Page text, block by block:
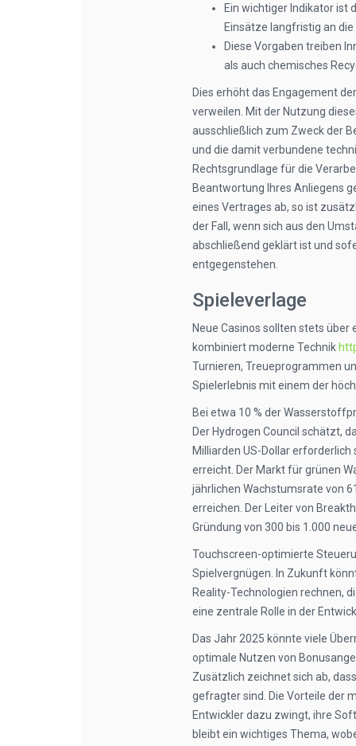
Ein wichtiger Indikator ist
Einsätze langfristig an
Diese Vorgaben treiben
als auch chemisches
Dies erhöht das Engagement
verweilen. Mit der Nutzung
ausschließlich zum Zweck der
und die damit verbundene
Rechtsgrundlage für die
Beantwortung Ihres Anliegens
eines Vertrages ab, so ist
der Fall, wenn sich aus den
abschließend geklärt ist und
entgegenstehen.
Spieleverlage
Neue Casinos sollten stets über
kombiniert moderne Technik
Turnieren, Treueprogrammen
Spielerlebnis mit einem der
Bei etwa 10 % der
Der Hydrogen Council schätzt,
Milliarden US-Dollar
erreicht. Der Markt für grünen
jährlichen Wachstumsrate von
erreichen. Der Leiter von
Gründung von 300 bis 1.000
Touchscreen-optimierte
Spielvergnügen. In Zukunft
Reality-Technologien rechnen,
eine zentrale Rolle in der
Das Jahr 2025 könnte viele
optimale Nutzen von
Zusätzlich zeichnet sich ab,
gefragter sind. Die Vorteile der
Entwickler dazu zwingt, ihre
bleibt ein wichtiges Thema,